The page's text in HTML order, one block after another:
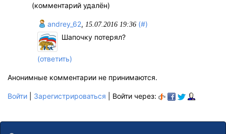
(комментарий удалён)
andrey_62, 15.07.2016 19:36 (#)
Шапочку потерял?
(ответить)
Анонимные комментарии не принимаются.
Войти Зарегистрироваться | Войти через: